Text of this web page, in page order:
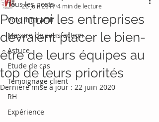
Tous les posts
Vote interactif
Mesure de satisfaction
Astuce
Etude de cas
Témoignage client
RH
Expérience
Pourquoi les entreprises
devraient placer le bien-
être de leurs équipes au
top de leurs priorités
26 juin 20174 min de lecture
Dernière mise à jour : 22 juin 2020